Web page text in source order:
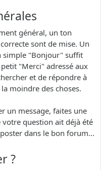
général, un ton
sont de mise. Un
simple "Bonjour" suffit
"Merci" adressé aux
et de répondre à
moindre des choses.
un message, faites une
question ait déjà été
dans le bon forum...
?